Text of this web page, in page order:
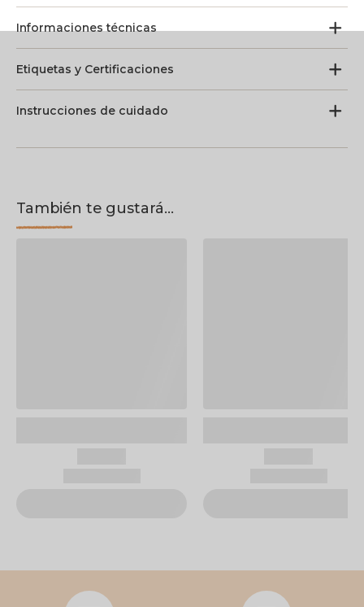
Informaciones técnicas
Etiquetas y Certificaciones
Instrucciones de cuidado
También te gustará...